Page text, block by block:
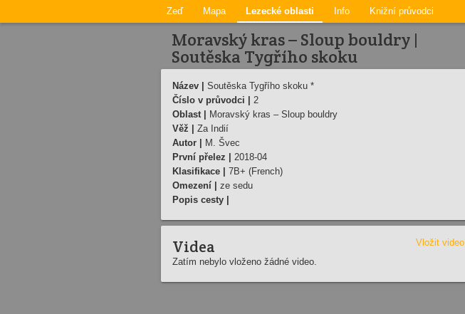
Zeď Mapa Lezecké oblasti Info Knižní průvodci
Moravský kras – Sloup bouldry |
Soutěska Tygřího skoku
Název |
Soutěska Tygřího skoku *
Číslo v průvodci |
2
Oblast |
Moravský kras – Sloup bouldry
Věž |
Za Indií
Autor |
M. Švec
První přelez |
2018-04
Klasifikace |
7B+ (French)
Omezení |
ze sedu
Popis cesty |
Videa
Vložit video
Zatím nebylo vloženo žádné video.